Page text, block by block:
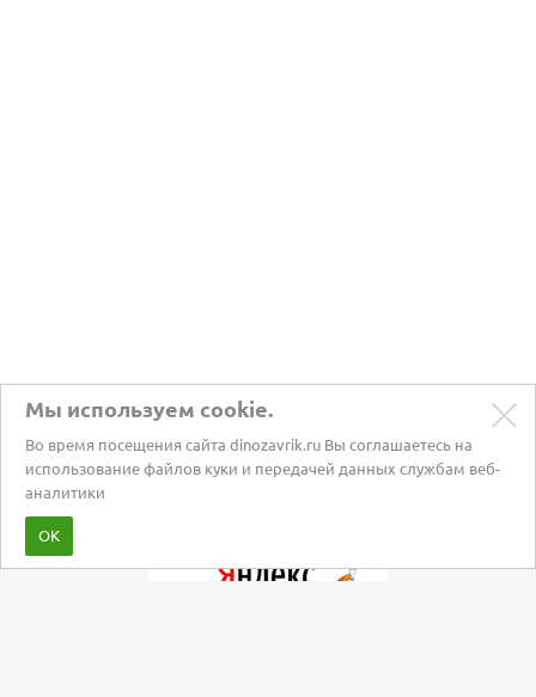
Мы используем cookie.
Во время посещения сайта dinozavrik.ru Вы соглашаетесь на
использование файлов куки и передачей данных службам веб-
аналитики
ОК